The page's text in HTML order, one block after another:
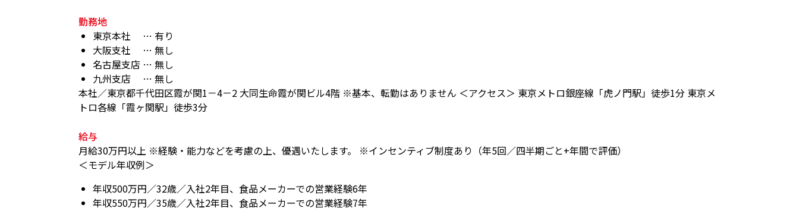
勤務地
東京本社 … 有り
大阪支社 … 無し
名古屋支店 … 無し
九州支店 … 無し
本社／東京都千代田区霞が関1－4－2 大同生命霞が関ビル4階 ※基本、転勤はありません ＜アクセス＞ 東京メトロ銀座線「虎ノ門駅」徒歩1分 東京メ
トロ各線「霞ヶ関駅」徒歩3分
給与
月給30万円以上 ※経験・能力などを考慮の上、優遇いたします。 ※インセンティブ制度あり（年5回／四半期ごと+年間で評価）
＜モデル年収例＞
年収500万円／32歳／入社2年目、食品メーカーでの営業経験6年
年収550万円／35歳／入社2年目、食品メーカーでの営業経験7年